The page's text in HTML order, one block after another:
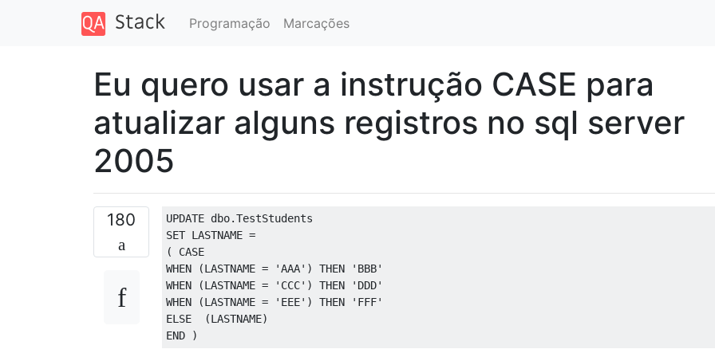
Programação Marcações
Eu quero usar a instrução CASE para
atualizar alguns registros no sql server
2005
180 UPDATE dbo.TestStudents
SET LASTNAME =
(
CASE
WHEN
(LASTNAME = 'AAA' ) THEN
'BBB'
WHEN
(LASTNAME = 'CCC' ) THEN
'DDD'
WHEN
(LASTNAME = 'EEE' ) THEN
'FFF'
ELSE
(LASTNAME)
END
)